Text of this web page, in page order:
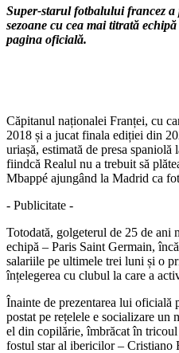
Super-starul fotbalului francez
sezoane cu cea mai titrată
pagina oficială.
Căpitanul naționalei Franței, cu
2018 și a jucat finala ediției din
uriașă, estimată de presa
fiindcă Realul nu a trebuit să
Mbappé ajungând la Madrid ca
- Publicitate -
Totodată, golgeterul de 25 de ani
echipă – Paris Saint Germain,
salariile pe ultimele trei luni și o
înțelegerea cu clubul la care a
Înainte de prezentarea lui oficială
postat pe rețelele e socializare un
el din copilărie, îmbrăcat în
fostul star al ibericilor – Cristiano